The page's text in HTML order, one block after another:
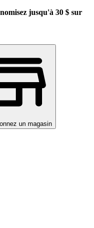
jusqu'à 30 $ sur
un magasin